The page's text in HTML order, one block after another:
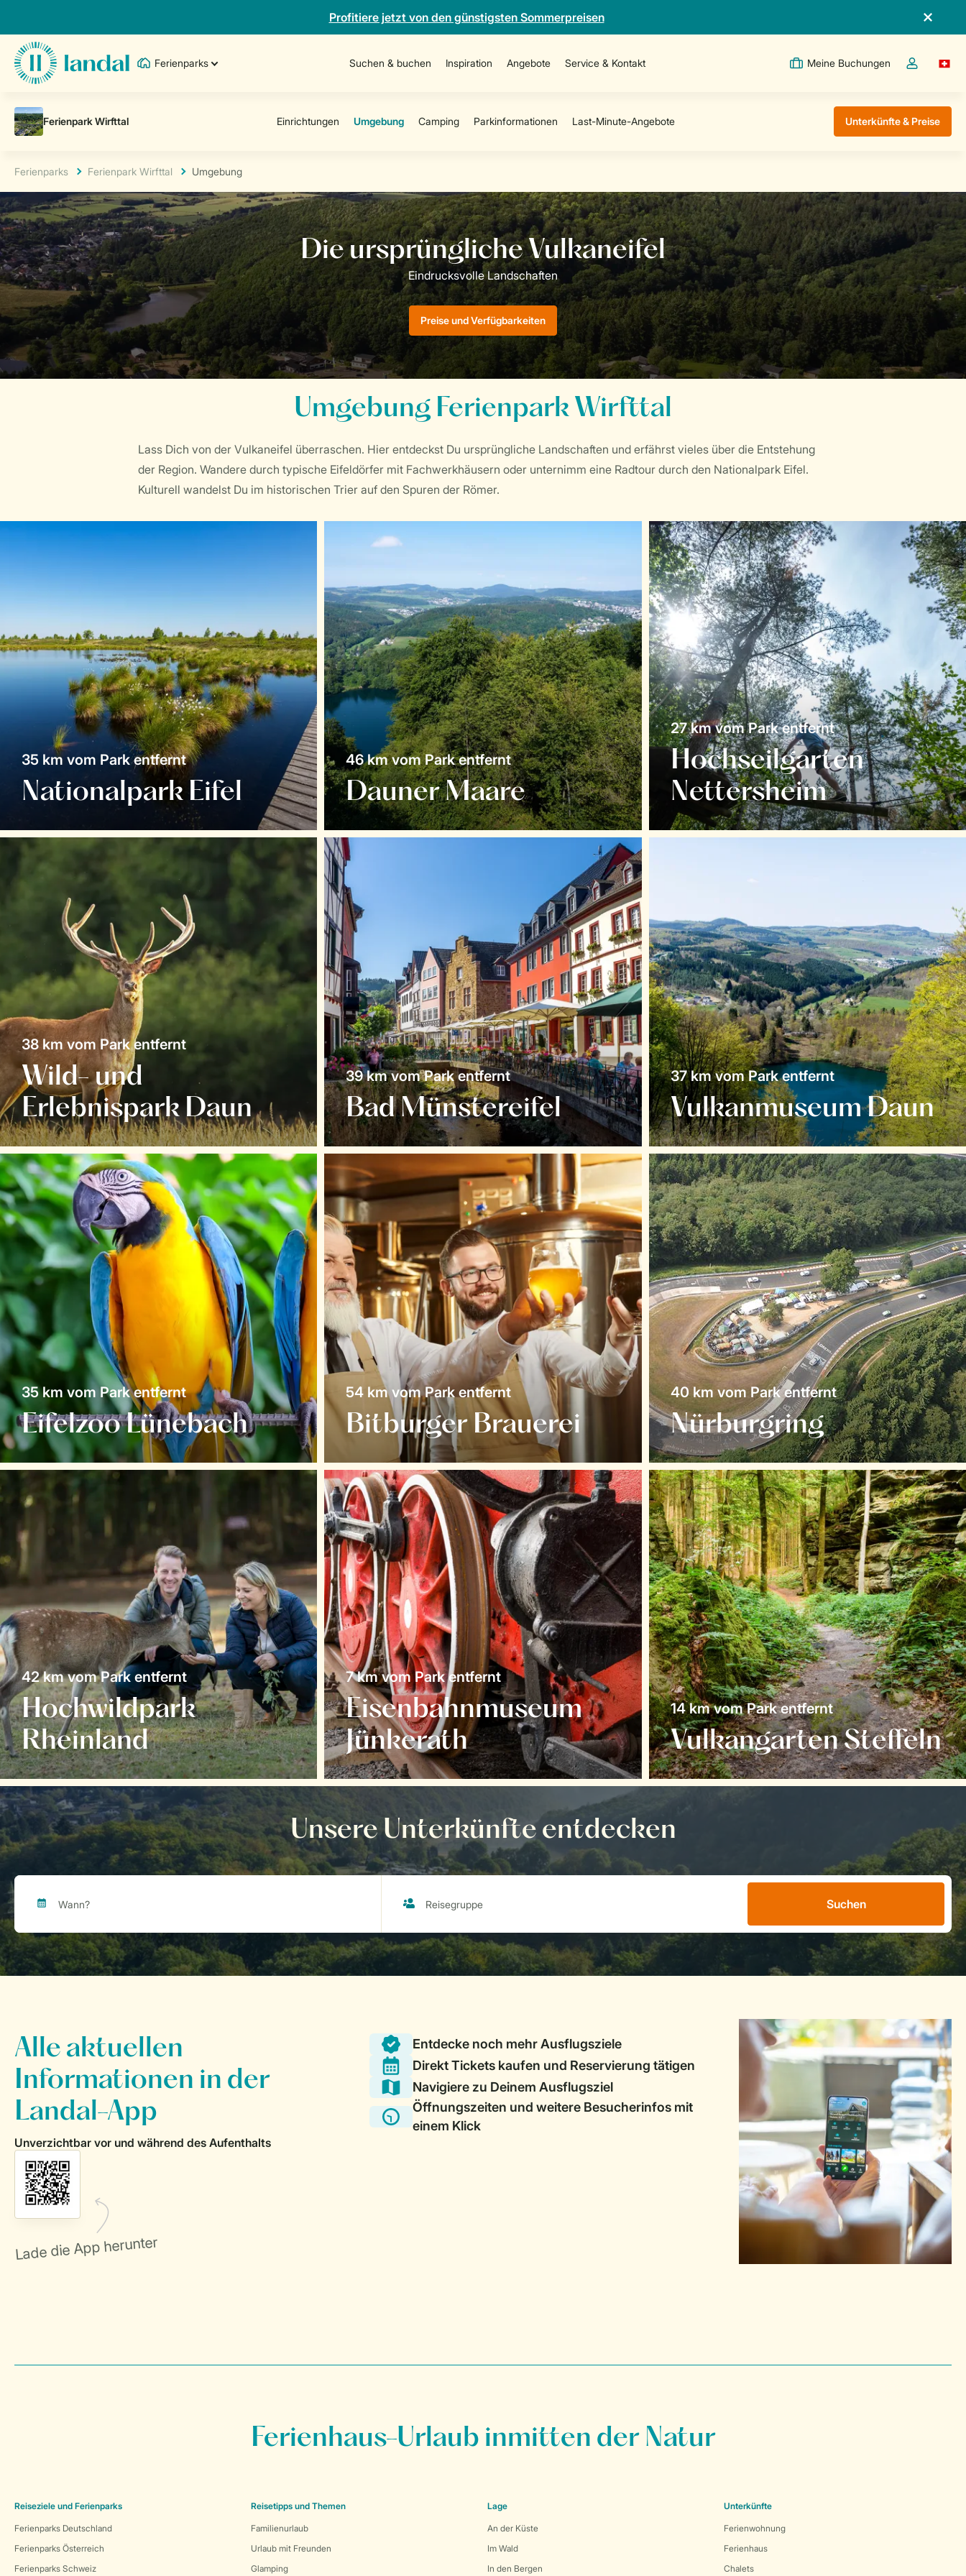
Profitiere jetzt von den günstigsten Sommerpreisen
Ferienparks Suchen & buchen Inspiration Angebote Service & Kontakt Meine Buchungen
Dropdown-
Unterkünfte & Preise
Ferienparks Ferienpark Wirfttal Umgebung
Preise und Verfügbarkeiten
Umgebung Ferienpark Wirfttal
Lass Dich von der Vulkaneifel überraschen. Hier entdeckst Du ursprüngliche Landschaften und erfährst vieles über die Entstehung
der Region. Wandere durch typische Eifeldörfer mit Fachwerkhäusern oder unternimm eine Radtour durch den Nationalpark Eifel.
Kulturell wandelst Du im historischen Trier auf den Spuren der Römer.
Nationalpark Eifel
35 km vom Park entfernt
Dauner Maare
46 km vom Park entfernt
Hochseilgarten
Nettersheim
27 km vom Park entfernt
Wild- und
Erlebnispark Daun
38 km vom Park entfernt
Bad Münstereifel
39 km vom Park entfernt
Vulkanmuseum Daun
37 km vom Park entfernt
Eifelzoo Lünebach
35 km vom Park entfernt
Bitburger Brauerei
54 km vom Park entfernt
Nürburgring
40 km vom Park entfernt
Hochwildpark
Rheinland
42 km vom Park entfernt
Eisenbahnmuseum
Jünkerath
7 km vom Park entfernt
Vulkangarten Steffeln
14 km vom Park entfernt
Unsere Unterkünfte entdecken
Suchen
Ferienhaus-Urlaub inmitten der Natur
Reiseziele und Ferienparks
Ferienparks Deutschland
Ferienparks Österreich
Ferienparks Schweiz
Reisetipps und Themen
Familienurlaub
Urlaub mit Freunden
Glamping
Lage
An der Küste
Im Wald
In den Bergen
Unterkünfte
Ferienwohnung
Ferienhaus
Chalets